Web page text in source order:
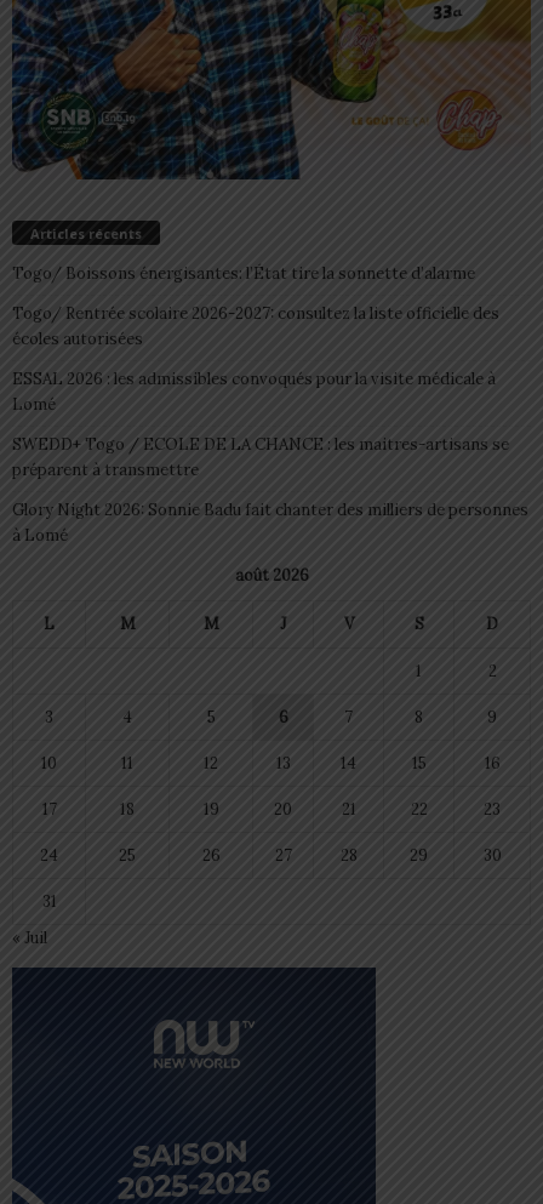
Articles récents
Togo/ Boissons énergisantes: l’État tire la sonnette d’alarme
Togo/ Rentrée scolaire 2026-2027: consultez la liste officielle des
écoles autorisées
ESSAL 2026 : les admissibles convoqués pour la visite médicale à
Lomé
SWEDD+ Togo / ECOLE DE LA CHANCE : les maitres-artisans se
préparent à transmettre
Glory Night 2026: Sonnie Badu fait chanter des milliers de personnes
à Lomé
août 2026
L M M J V S D
1 2
3 4 5 6 7 8 9
10 11 12 13 14 15 16
17 18 19 20 21 22 23
24 25 26 27 28 29 30
31
« Juil